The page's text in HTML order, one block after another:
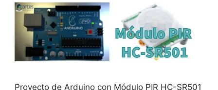
Proyecto de Arduino con Módulo PIR HC-SR501